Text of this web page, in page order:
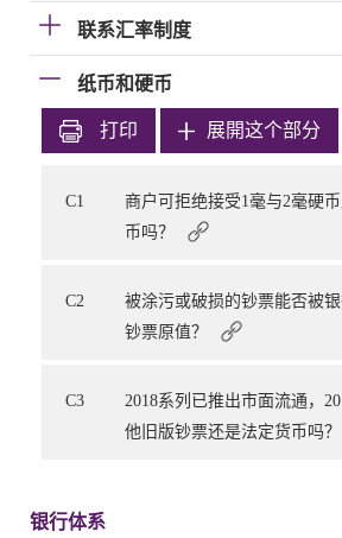
联系汇率制度
纸币和硬币
打印 展開这个部分
C1
商户可拒绝接受1毫与2毫硬
币吗？
C2
被涂污或破损的钞票能否被
钞票原值？
C3
2018系列已推出市面流通，
他旧版钞票还是法定货币吗？
银行体系